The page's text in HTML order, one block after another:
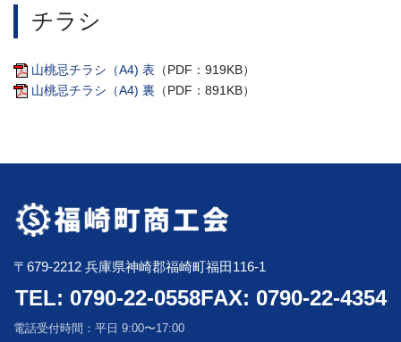
チラシ
山桃忌チラシ（A4) 表 （PDF：919KB）
山桃忌チラシ（A4) 裏 （PDF：891KB）
〒679-2212 兵庫県神崎郡福崎町福田116-1
TEL: 0790-22-0558FAX: 0790-22-4354
電話受付時間：平日 9:00〜17:00